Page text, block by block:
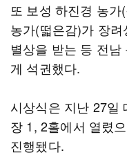
또 보성 하진경 농
농가(떫은감)가 장
별상을 받는 등 전
게 석권했다.
시상식은 지난 27일
장 1, 2홀에서 열렸
진행됐다.